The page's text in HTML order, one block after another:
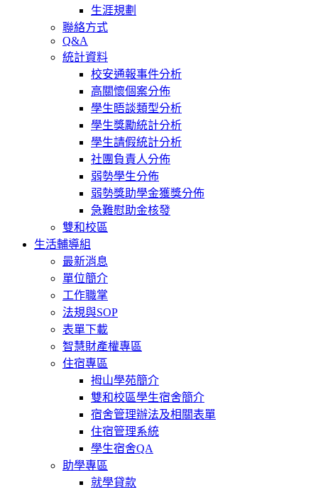
生涯規劃
聯絡方式
Q&A
統計資料
校安通報事件分析
高關懷個案分佈
學生晤談類型分析
學生獎勵統計分析
學生請假統計分析
社團負責人分佈
弱勢學生分佈
弱勢獎助學金獲獎分佈
急難慰助金核發
雙和校區
生活輔導組
最新消息
單位簡介
工作職掌
法規與SOP
表單下載
智慧財產權專區
住宿專區
拇山學苑簡介
雙和校區學生宿舍簡介
宿舍管理辦法及相關表單
住宿管理系統
學生宿舍QA
助學專區
就學貸款